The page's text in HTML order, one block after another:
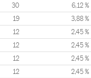
30 6,12 %
19 3,88 %
12 2,45 %
12 2,45 %
12 2,45 %
12 2,45 %